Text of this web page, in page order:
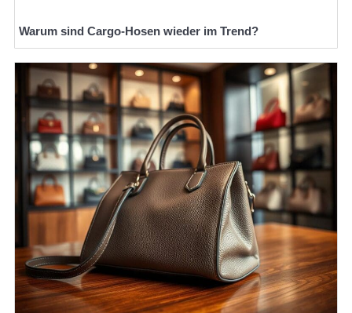
Warum sind Cargo-Hosen wieder im Trend?